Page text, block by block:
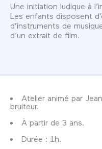
Une initiation ludique à
Les enfants disposent
d’instruments de
d’un extrait de film.
Atelier animé par
bruiteur.
À partir de 3 ans.
Durée : 1h.